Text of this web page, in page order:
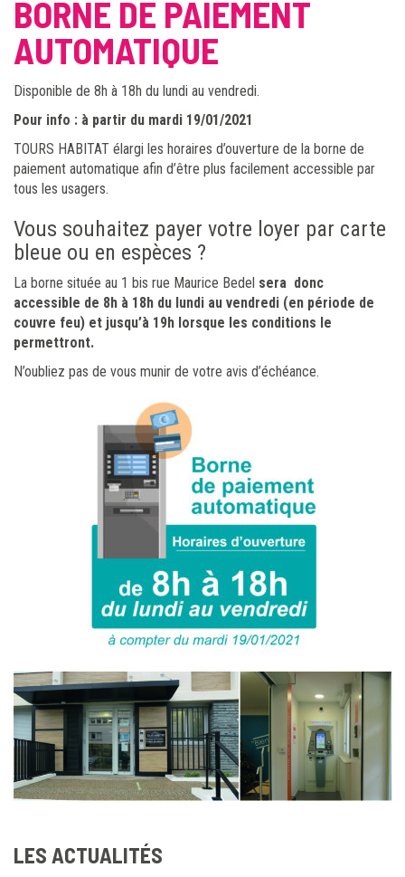
BORNE DE PAIEMENT
AUTOMATIQUE
Disponible de 8h à 18h du lundi au vendredi.
Pour info : à partir du mardi 19/01/2021
TOURS HABITAT élargi les horaires d’ouverture de la borne de
paiement automatique afin d’être plus facilement accessible par
tous les usagers.
Vous souhaitez payer votre loyer par carte
bleue ou en espèces ?
La borne située au 1 bis rue Maurice Bedel sera donc
accessible de 8h à 18h du lundi au vendredi (en période de
couvre feu) et jusqu’à 19h lorsque les conditions le
permettront.
N’oubliez pas de vous munir de votre avis d’échéance.
LES ACTUALITÉS